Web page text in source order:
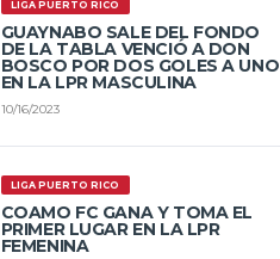
LIGA PUERTO RICO
GUAYNABO SALE DEL FONDO
DE LA TABLA VENCIÓ A DON
BOSCO POR DOS GOLES A UNO
EN LA LPR MASCULINA
10/16/2023
LIGA PUERTO RICO
COAMO FC GANA Y TOMA EL
PRIMER LUGAR EN LA LPR
FEMENINA